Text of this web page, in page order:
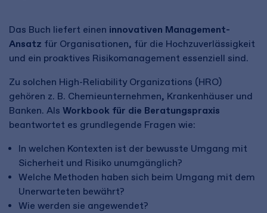
Das Buch liefert einen innovativen Management-
Ansatz für Organisationen, für die Hochzuverlässigkeit
und ein proaktives Risikomanagement essenziell sind.
Zu solchen High-Reliability Organizations (HRO)
gehören z. B. Chemieunternehmen, Krankenhäuser und
Banken. Als Workbook für die Beratungspraxis
beantwortet es grundlegende Fragen wie:
In welchen Kontexten ist der bewusste Umgang mit
Sicherheit und Risiko unumgänglich?
Welche Methoden haben sich beim Umgang mit dem
Unerwarteten bewährt?
Wie werden sie angewendet?